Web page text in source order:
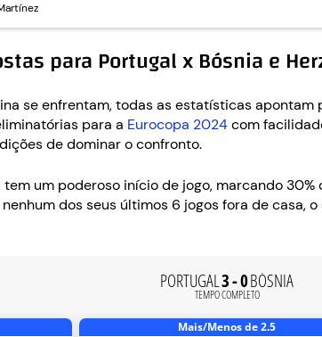
para Portugal x Bósnia e
se enfrentam, todas as estatísticas
para a Eurocopa 2024com
de dominar o confronto.
um poderoso início de jogo, marcando 30%
dos seus últimos 6 jogos fora de casa,